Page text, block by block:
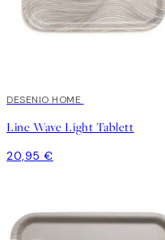
DESENIO HOME
Line Wave Light Tablett
20,95 €